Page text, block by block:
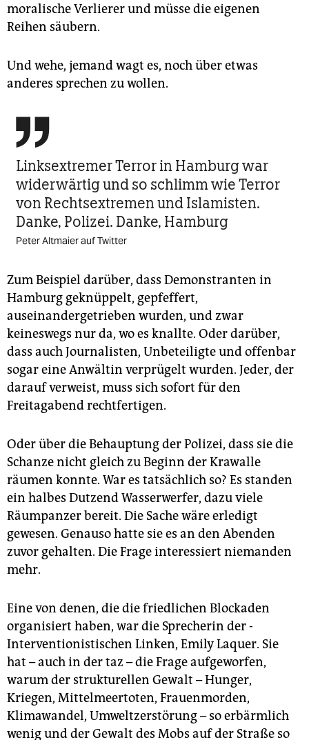
moralische Verlierer und müsse die eigenen
Reihen säubern.
Und wehe, jemand wagt es, noch über etwas
anderes sprechen zu wollen.

Linksextremer ­Terror in Hamburg war
widerwärtig und so schlimm wie ­Terror
von Rechts­extremen und Islamisten.
Danke, ­Polizei. Danke, Hamburg
Peter Altmaier auf Twitter
Zum Beispiel darüber, dass Demonstranten in
Hamburg geknüppelt, gepfeffert,
auseinandergetrieben wurden, und zwar
keineswegs nur da, wo es knallte. Oder darüber,
dass auch Journalisten, Unbeteiligte und offenbar
sogar eine Anwältin verprügelt wurden. Jeder, der
dar­auf verweist, muss sich sofort für den
Freitagabend rechtfertigen.
Oder über die Behauptung der Polizei, dass sie die
Schanze nicht gleich zu Beginn der Krawalle
räumen konnte. War es tatsächlich so? Es standen
ein halbes Dutzend Wasserwerfer, dazu viele
Räumpanzer bereit. Die Sache wäre erledigt
gewesen. Genauso hatte sie es an den Abenden
zuvor gehalten. Die Frage interessiert niemanden
mehr.
Eine von denen, die die friedlichen Blockaden
organisiert haben, war die Sprecherin der ­
Interventionistischen Linken, Emily Laquer. Sie
hat – auch in der taz – die Frage aufgeworfen,
warum der strukturellen Gewalt – Hunger,
Kriegen, Mittelmeertoten, Frauenmorden,
Klimawandel, Umweltzerstörung – so erbärmlich
wenig und der Gewalt des Mobs auf der Straße so